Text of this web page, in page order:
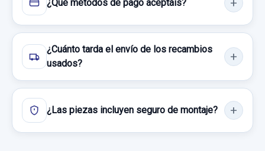
Ref:925378 OEM:5Q4959802B
35,00 €
Sin IVA, gastos de envío no incluidos.
MOTOR LIMPIA DELANTERO 5G1955119A
MOTOR LIMPIA DELANTERO 5g1955119a
¿Qué métodos de pago aceptáis?
¿Cuánto tarda el envío de los recambios
usados?
¿Las piezas incluyen seguro de montaje?